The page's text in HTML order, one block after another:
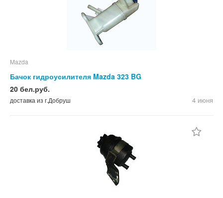
Mazda
Бачок гидроусилителя Mazda 323 BG
20 бел.руб.
доставка из г.Добруш 4 июня